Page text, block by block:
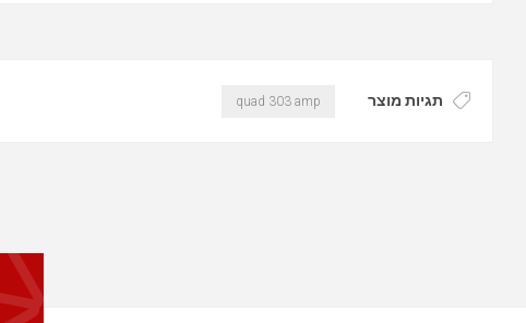
תגיות מוצר quad 303 amp